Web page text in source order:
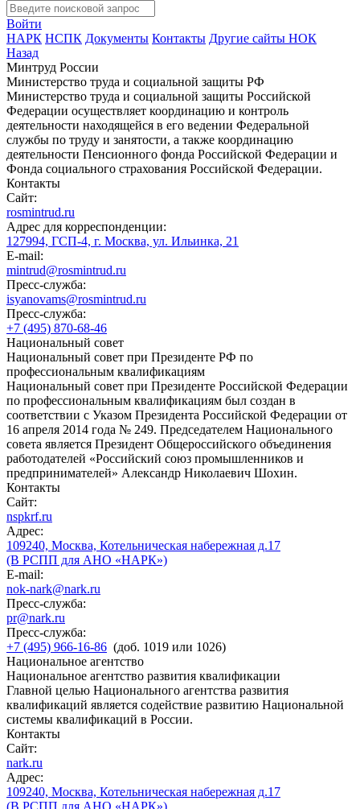
Войти
НАРК НСПК Документы Контакты Другие сайты НОК
Назад
Минтруд России
Министерство труда и социальной защиты РФ
Министерство труда и социальной защиты Российской
Федерации осуществляет координацию и контроль
деятельности находящейся в его ведении Федеральной
службы по труду и занятости, а также координацию
деятельности Пенсионного фонда Российской Федерации и
Фонда социального страхования Российской Федерации.
Контакты
Сайт:
rosmintrud.ru
Адрес для корреспонденции:
127994, ГСП-4, г. Москва, ул. Ильинка, 21
E-mail:
mintrud@rosmintrud.ru
Пресс-служба:
isyanovams@rosmintrud.ru
Пресс-служба:
+7 (495) 870-68-46
Национальный совет
Национальный совет при Президенте РФ по
профессиональным квалификациям
Национальный совет при Президенте Российской Федерации
по профессиональным квалификациям был создан в
соответствии с Указом Президента Российской Федерации от
16 апреля 2014 года № 249. Председателем Национального
совета является Президент Общероссийского объединения
работодателей «Российский союз промышленников и
предпринимателей» Александр Николаевич Шохин.
Контакты
Сайт:
nspkrf.ru
Адрес:
109240, Москва, Котельническая набережная д.17
(В РСПП для АНО «НАРК»)
E-mail:
nok-nark@nark.ru
Пресс-служба:
pr@nark.ru
Пресс-служба:
+7 (495) 966-16-86 (доб. 1019 или 1026)
Национальное агентство
Национальное агентство развития квалификации
Главной целью Национального агентства развития
квалификаций является содействие развитию Национальной
системы квалификаций в России.
Контакты
Сайт:
nark.ru
Адрес:
109240, Москва, Котельническая набережная д.17
(В РСПП для АНО «НАРК»)